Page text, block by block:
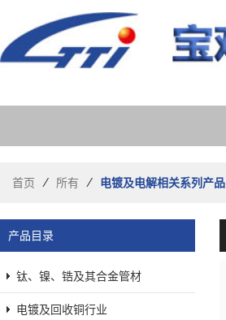
首页 / 所有 / 电镀及电解相关系列产品
产品目录
钛、镍、锆及其合金管材
电镀及回收铜行业